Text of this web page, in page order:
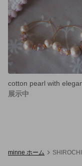
cotton pearl with
展示中
minne ホーム